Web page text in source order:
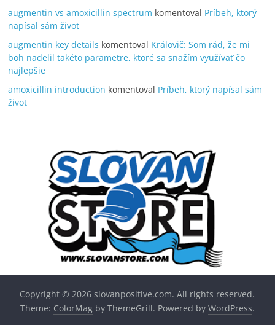
augmentin vs amoxicillin spectrum komentoval Príbeh, ktorý
napísal sám život
augmentin key details komentoval Královič: Som rád, že mi
boh nadelil takéto parametre, ktoré sa snažím využívať čo
najlepšie
amoxicillin introduction komentoval Príbeh, ktorý napísal sám
život
Copyright © 2026slovanpositive.com. All rights reserved.
Theme: ColorMagby ThemeGrill. Powered by WordPress.